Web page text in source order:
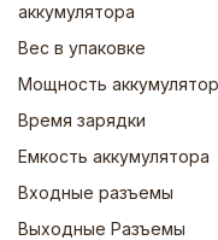
аккумулятора
Вес в упаковке
Мощность
Время зарядки
Емкость аккумулятора
Входные разъемы
Выходные Разъемы